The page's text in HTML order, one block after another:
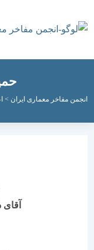
حمید
مفاخر معماری ایران > اعضای
نام
آقای